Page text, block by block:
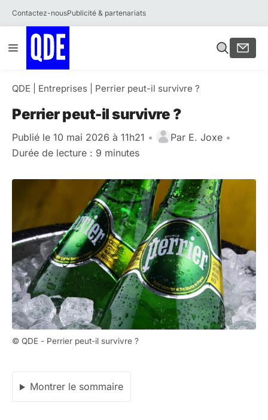
Contactez-nousPublicité & partenariats
au
contenu
Menu
QDE Entreprises Perrier peut-il survivre ?
Perrier peut-il survivre ?
Publié le 10 mai 2026 à 11h21 • Par E. Joxe •
Durée de lecture : 9 minutes
© QDE - Perrier peut-il survivre ?
Montrer le sommaire